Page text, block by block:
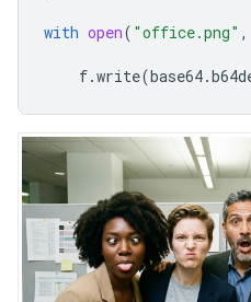
with open( "office.png" ,
f.write(base64.